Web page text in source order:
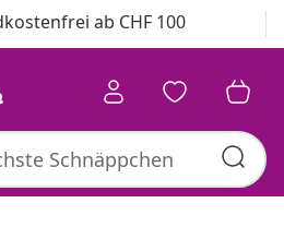
ab CHF 100